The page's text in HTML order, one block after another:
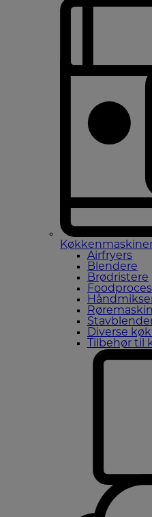
Airfryers
Blendere
Brødristere
Diverse
Tilbehør til